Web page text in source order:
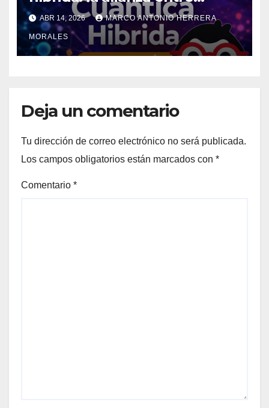
inteligencia artificial y
supercomputadoras que está
transformando la ciencia en
2026
ABR 14, 2026 MARCO ANTONIO HERRERA
MORALES
Deja un comentario
Tu dirección de correo electrónico no será publicada.
Los campos obligatorios están marcados con *
Comentario *